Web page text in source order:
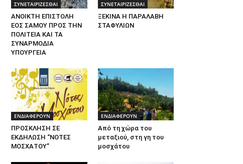
ΣΥΝΕΤΑΙΡΙΖΕΣΘΑΙ
ΑΝΟΙΚΤΗ ΕΠΙΣΤΟΛΗ
ΕΟΣ ΣΑΜΟΥ ΠΡΟΣ ΤΗΝ
ΠΟΛΙΤΕΙΑ ΚΑΙ ΤΑ
ΣΥΝΑΡΜΟΔΙΑ
ΥΠΟΥΡΓΕΙΑ
ΣΥΝΕΤΑΙΡΙΖΕΣΘΑΙ
ΞΕΚΙΝΑ Η ΠΑΡΑΛΑΒΗ
ΣΤΑΦΥΛΙΩΝ
ΕΝΔΙΑΦΕΡΟΥΝ
ΠΡΟΣΚΛΗΣΗ ΣΕ
ΕΚΔΗΛΩΣΗ “ΝΟΤΕΣ
ΜΟΣΧΑΤΟΥ”
ΕΝΔΙΑΦΕΡΟΥΝ
Από τη χώρα του
μεταξιού, στη γη του
μοσχάτου